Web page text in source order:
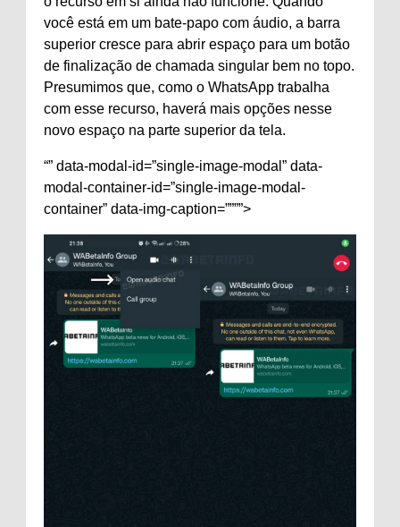
você está em um bate-papo com áudio, a barra
superior cresce para abrir espaço para um botão
de finalização de chamada singular bem no topo.
Presumimos que, como o WhatsApp trabalha
com esse recurso, haverá mais opções nesse
novo espaço na parte superior da tela.
“” data-modal-id=”single-image-modal” data-
modal-container-id=”single-image-modal-
container” data-img-caption=””””>